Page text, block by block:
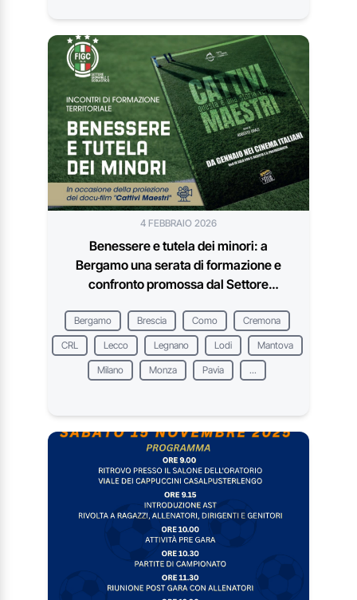
4 FEBBRAIO 2026
Benessere e tutela dei minori: a
Bergamo una serata di formazione e
confronto promossa dal Settore
Bergamo Brescia Como Cremona
CRL Lecco Legnano Lodi Mantova
Milano Monza Pavia ...